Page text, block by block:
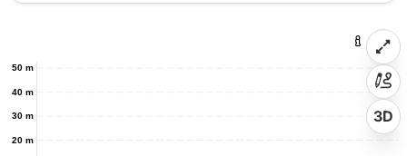
20 m
30 m
40 m
50 m
3D